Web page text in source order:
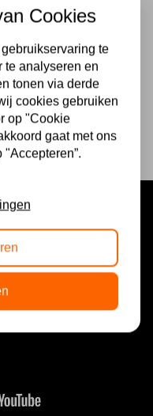
voertuig. Dit
voor
hoog in het
aan comfort
Cookies
te
te analyseren en
tonen via derde
cookies gebruiken
op "Cookie
gaat met ons